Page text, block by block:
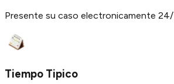
Presente su caso electronicamente
Tiempo Tipico